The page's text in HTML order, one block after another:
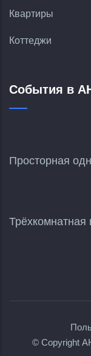
Квартиры
Коттеджи
События в
Просторная
© Copyright